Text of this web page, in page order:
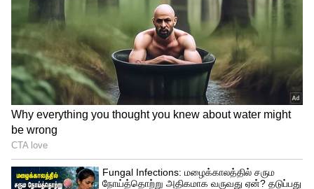
கடந்த 2005 ஆம் ஆண்டு இந்தியாவிற்கு
எதிரான ஒரு நாள் போட்டியில் ஜிம்பாப்வே
நீ 5 விக்கெட் இழப்பிற்கு 30 ரன்கள்
எடுத்திருந்தது.
இதே போன்று கடந்த 1997 ஆம் ஆண்டு
கொழும்பு மைதானத்தில் நடந்த போட்டியில்
பாகிஸ்தான் அணி 5 விக்கெட் இழப்பிற்கு 29